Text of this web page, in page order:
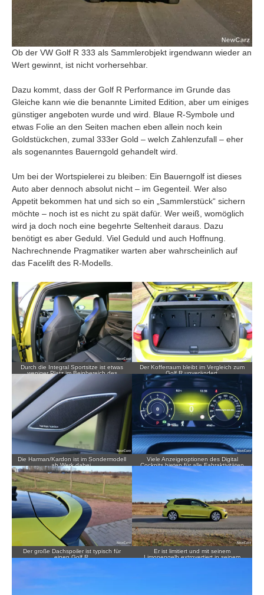
Ob der VW Golf R 333 als Sammlerobjekt irgendwann wieder an
Wert gewinnt, ist nicht vorhersehbar.
Dazu kommt, dass der Golf R Performance im Grunde das
Gleiche kann wie die benannte Limited Edition, aber um einiges
günstiger angeboten wurde und wird. Blaue R-Symbole und
etwas Folie an den Seiten machen eben allein noch kein
Goldstückchen, zumal 333er Gold – welch Zahlenzufall – eher
als sogenanntes Bauerngold gehandelt wird.
Um bei der Wortspielerei zu bleiben: Ein Bauerngolf ist dieses
Auto aber dennoch absolut nicht – im Gegenteil. Wer also
Appetit bekommen hat und sich so ein „Sammlerstück“ sichern
möchte – noch ist es nicht zu spät dafür. Wer weiß, womöglich
wird ja doch noch eine begehrte Seltenheit daraus. Dazu
benötigt es aber Geduld. Viel Geduld und auch Hoffnung.
Nachrechnende Pragmatiker warten aber wahrscheinlich auf
das Facelift des R-Modells.
Durch die Integral Sportsitze ist etwas
weniger Platz im Beinbereich des
Fonds.
Der Kofferraum bleibt im Vergleich zum
Golf R unverändert.
Die Harman/Kardon ist im Sondermodell
ab Werk dabei.
Viele Anzeigeoptionen des Digital
Cockpits bieten für alle Fahraktivitäten
den passenden Fokus.
Der große Dachspoiler ist typisch für
einen Golf R.
Er ist limitiert und mit seinem
Limonengelb extrovertiert in seinem